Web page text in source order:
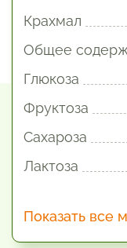
Крахмал
Общее
Глюкоза
Фруктоза
Сахароза
Лактоза
Показать все